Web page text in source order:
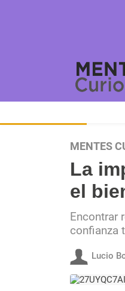
MENTES
La
el
Encontrar
confianza
Lucio